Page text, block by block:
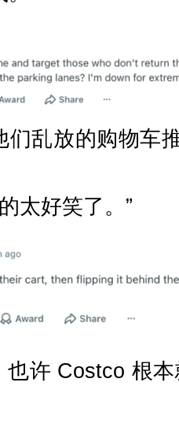
们乱放的购物车
太好笑了。”
也许 Costco 根